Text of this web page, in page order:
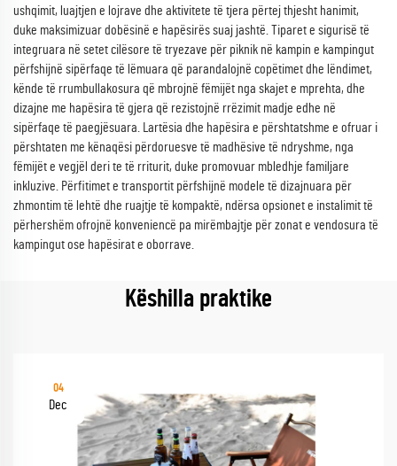
ushqimit, luajtjen e lojrave dhe aktivitete të tjera përtej thjesht hanimit,
duke maksimizuar dobësinë e hapësirës suaj jashtë. Tiparet e sigurisë të
integruara në setet cilësore të tryezave për piknik në kampin e kampingut
përfshijnë sipërfaqe të lëmuara që parandalojnë copëtimet dhe lëndimet,
kënde të rrumbullakosura që mbrojnë fëmijët nga skajet e mprehta, dhe
dizajne me hapësira të gjera që rezistojnë rrëzimit madje edhe në
sipërfaqe të paegjësuara. Lartësia dhe hapësira e përshtatshme e ofruar i
përshtaten me kënaqësi përdoruesve të madhësive të ndryshme, nga
fëmijët e vegjël deri te të rriturit, duke promovuar mbledhje familjare
inkluzive. Përfitimet e transportit përfshijnë modele të dizajnuara për
zhmontim të lehtë dhe ruajtje të kompaktë, ndërsa opsionet e instalimit të
përhershëm ofrojnë konveniencë pa mirëmbajtje për zonat e vendosura të
kampingut ose hapësirat e oborrave.
Këshilla praktike
04
Dec